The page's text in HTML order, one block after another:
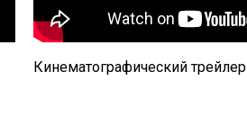
Кинематографический трейлер